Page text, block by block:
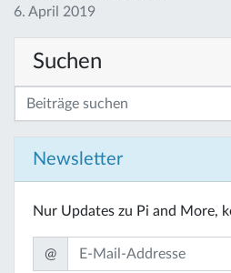
6. April 2019
Suchen
Newsletter
Nur Updates zu Pi and More,
@